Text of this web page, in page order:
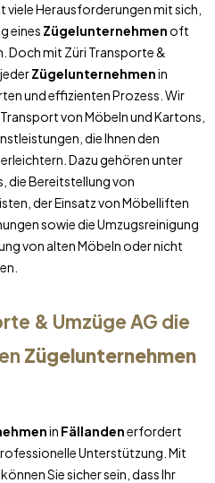
viele Herausforderungen mit sich,
eines Zügelunternehmenoft
Doch mit Züri Transporte &
Zügelunternehmenin
und effizienten Prozess. Wir
von Möbeln und Kartons,
die Ihnen den
Dazu gehören unter
die Bereitstellung von
der Einsatz von Möbelliften
sowie die Umzugsreinigung
von alten Möbeln oder nicht
& Umzüge AG die
Zügelunternehmen
in Fällandenerfordert
Unterstützung. Mit
Sie sicher sein, dass Ihr